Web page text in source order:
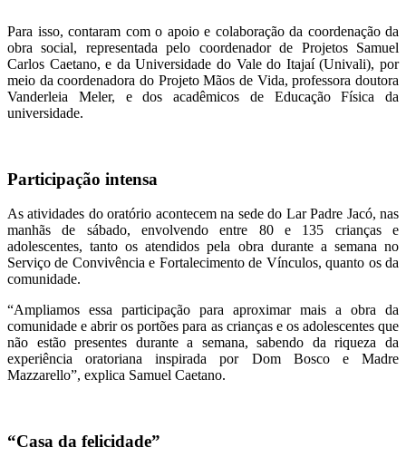
Para isso, contaram com o apoio e colaboração da coordenação da
obra social, representada pelo coordenador de Projetos Samuel
Carlos Caetano, e da Universidade do Vale do Itajaí (Univali), por
meio da coordenadora do Projeto Mãos de Vida, professora doutora
Vanderleia Meler, e dos acadêmicos de Educação Física da
universidade.
Participação intensa
As atividades do oratório acontecem na sede do Lar Padre Jacó, nas
manhãs de sábado, envolvendo entre 80 e 135 crianças e
adolescentes, tanto os atendidos pela obra durante a semana no
Serviço de Convivência e Fortalecimento de Vínculos, quanto os da
comunidade.
“Ampliamos essa participação para aproximar mais a obra da
comunidade e abrir os portões para as crianças e os adolescentes que
não estão presentes durante a semana, sabendo da riqueza da
experiência oratoriana inspirada por Dom Bosco e Madre
Mazzarello”, explica Samuel Caetano.
“Casa da felicidade”